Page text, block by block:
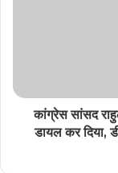
कांग्रेस सांसद
डायल कर दिया,